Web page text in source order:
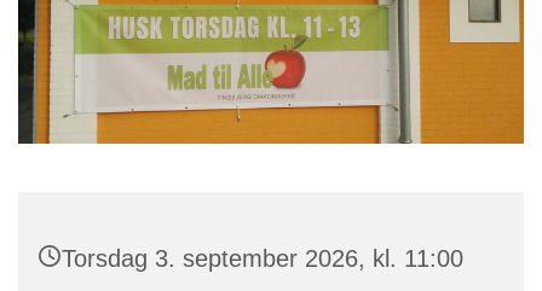
Torsdag 3. september 2026, kl. 11:00